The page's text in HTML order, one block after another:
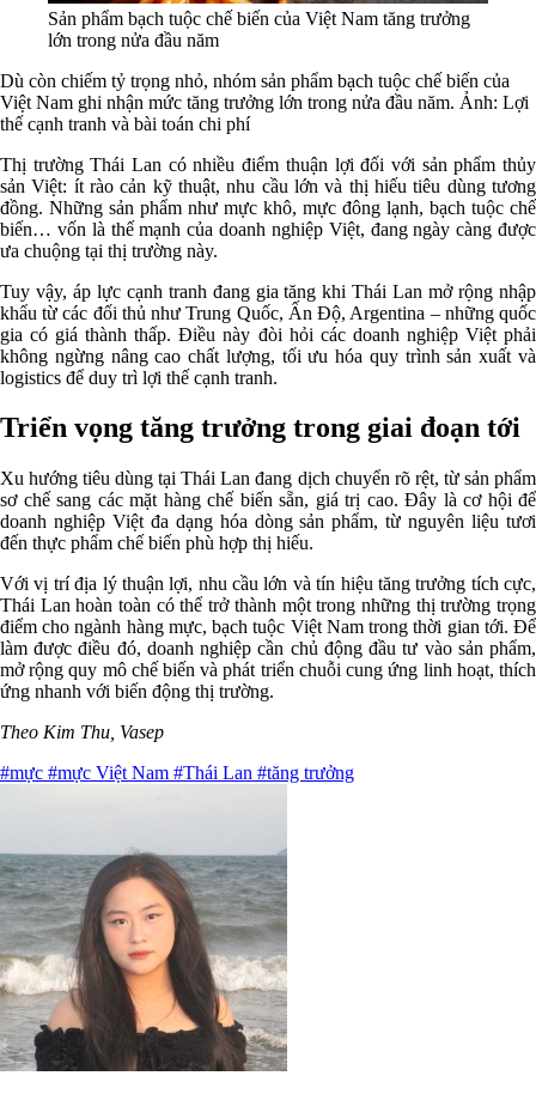
Sản phẩm bạch tuộc chế biến của Việt Nam tăng trưởng
lớn trong nửa đầu năm
Dù còn chiếm tỷ trọng nhỏ, nhóm sản phẩm bạch tuộc chế biến của
Việt Nam ghi nhận mức tăng trưởng lớn trong nửa đầu năm. Ảnh: Lợi
thế cạnh tranh và bài toán chi phí
Thị trường Thái Lan có nhiều điểm thuận lợi đối với sản phẩm thủy
sản Việt: ít rào cản kỹ thuật, nhu cầu lớn và thị hiếu tiêu dùng tương
đồng. Những sản phẩm như mực khô, mực đông lạnh, bạch tuộc chế
biến… vốn là thế mạnh của doanh nghiệp Việt, đang ngày càng được
ưa chuộng tại thị trường này.
Tuy vậy, áp lực cạnh tranh đang gia tăng khi Thái Lan mở rộng nhập
khẩu từ các đối thủ như Trung Quốc, Ấn Độ, Argentina – những quốc
gia có giá thành thấp. Điều này đòi hỏi các doanh nghiệp Việt phải
không ngừng nâng cao chất lượng, tối ưu hóa quy trình sản xuất và
logistics để duy trì lợi thế cạnh tranh.
Triển vọng tăng trưởng trong giai đoạn tới
Xu hướng tiêu dùng tại Thái Lan đang dịch chuyển rõ rệt, từ sản phẩm
sơ chế sang các mặt hàng chế biến sẵn, giá trị cao. Đây là cơ hội để
doanh nghiệp Việt đa dạng hóa dòng sản phẩm, từ nguyên liệu tươi
đến thực phẩm chế biến phù hợp thị hiếu.
Với vị trí địa lý thuận lợi, nhu cầu lớn và tín hiệu tăng trưởng tích cực,
Thái Lan hoàn toàn có thể trở thành một trong những thị trường trọng
điểm cho ngành hàng mực, bạch tuộc Việt Nam trong thời gian tới. Để
làm được điều đó, doanh nghiệp cần chủ động đầu tư vào sản phẩm,
mở rộng quy mô chế biến và phát triển chuỗi cung ứng linh hoạt, thích
ứng nhanh với biến động thị trường.
Theo Kim Thu, Vasep
#mực #mực Việt Nam #Thái Lan #tăng trưởng